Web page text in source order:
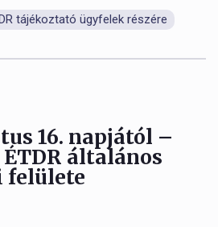
tájékoztató ügyfelek részére
16. napjától –
általános
felülete